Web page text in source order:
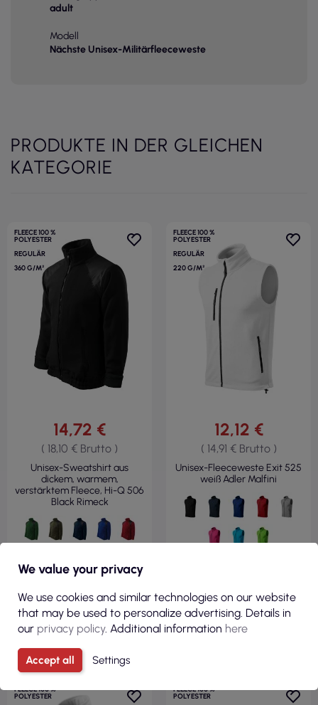
adult
Modell
Nächste Unisex-Militärfleeceweste
PRODUKTE IN DER GLEICHEN
KATEGORIE
FLEECE 100 %
POLYESTER
REGULÄR
360 G/M²
SICHT
14,72 €
( 18,10 € Brutto )
Unisex-Sweatshirt aus
dickem, warmem,
verstärktem Fleece, Hi-Q 506
Black Rimeck
FLEECE 100 %
POLYESTER
REGULÄR
220 G/M²
SICHT
12,12 €
( 14,91 € Brutto )
Unisex-Fleeceweste Exit 525
weiß Adler Malfini
FLEECE 100 %
POLYESTER
FLEECE 100 %
POLYESTER
We value your privacy
We use cookies and similar technologies on our website
that may be used to personalize advertising. Details in
our privacy policy. Additional information here
Accept all Settings